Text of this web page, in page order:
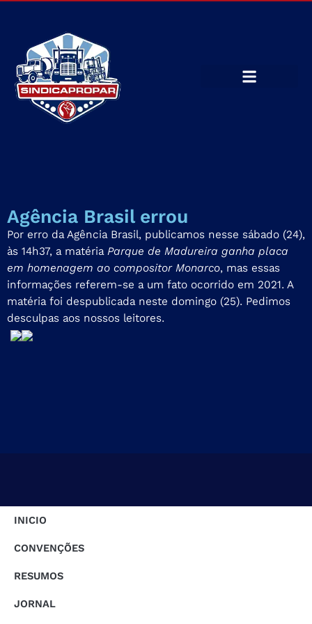
Agência Brasil errou
Por erro da Agência Brasil, publicamos nesse sábado (24),
às 14h37, a matéria Parque de Madureira ganha placa
em homenagem ao compositor Monarco, mas essas
informações referem-se a um fato ocorrido em 2021. A
matéria foi despublicada neste domingo (25). Pedimos
desculpas aos nossos leitores.
INICIO
CONVENÇÕES
RESUMOS
JORNAL